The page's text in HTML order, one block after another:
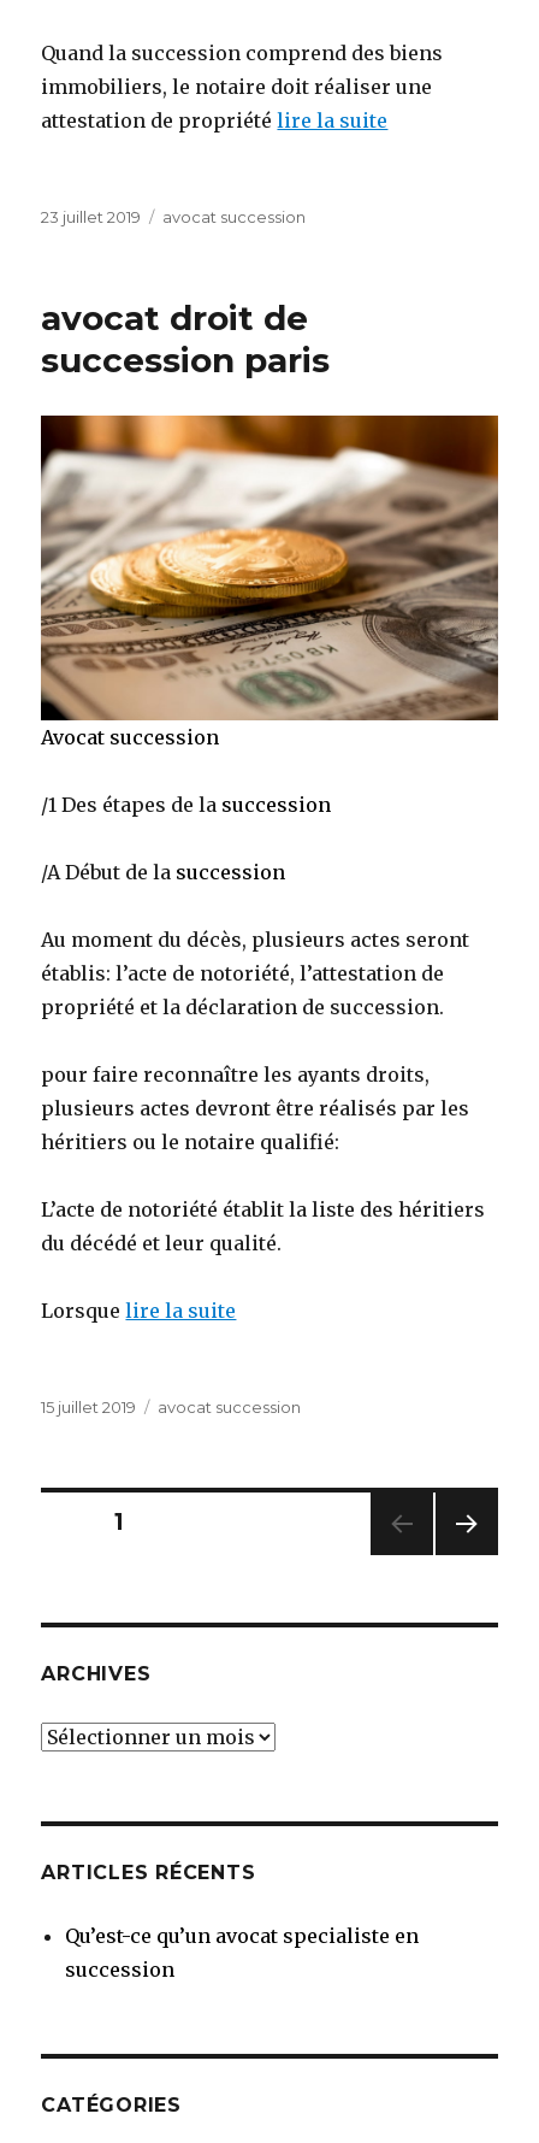
Quand la succession comprend des biens
immobiliers, le notaire doit réaliser une
attestation de propriétélire la suite
Publié
23 juillet 2019 Catégories
avocat succession
avocat droit de
succession paris
Avocat succession
/1 Des étapes de la succession
/A Début de la succession
Au moment du décès, plusieurs actes seront
établis: l’acte de notoriété, l’attestation de
propriété et la déclaration de succession.
pour faire reconnaître les ayants droits,
plusieurs actes devront être réalisés par les
héritiers ou le notaire qualifié:
L’acte de notoriété établit la liste des héritiers
du décédé et leur qualité.
Lorsquelire la suite
Publié
15 juillet 2019 Catégories
avocat succession
Pagination
publications
PAGE1
ANT
ARCHIVES
Archives
ARTICLES RÉCENTS
Qu’est-ce qu’un avocat specialiste en
succession
CATÉGORIES